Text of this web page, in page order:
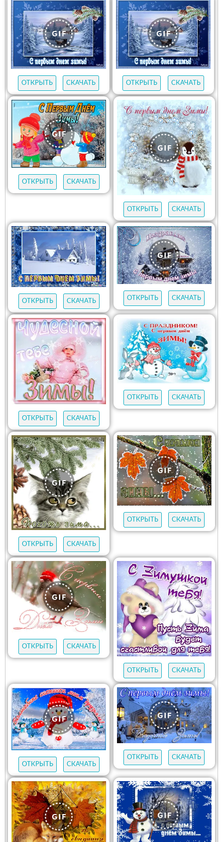
ОТКРЫТЬ СКАЧАТЬ ОТКРЫТЬ СКАЧАТЬ
ОТКРЫТЬ СКАЧАТЬ
ОТКРЫТЬ СКАЧАТЬ
ОТКРЫТЬ СКАЧАТЬ ОТКРЫТЬ СКАЧАТЬ
ОТКРЫТЬ СКАЧАТЬ
ОТКРЫТЬ СКАЧАТЬ
ОТКРЫТЬ СКАЧАТЬ
ОТКРЫТЬ СКАЧАТЬ
ОТКРЫТЬ СКАЧАТЬ
ОТКРЫТЬ СКАЧАТЬ
ОТКРЫТЬ СКАЧАТЬ
ОТКРЫТЬ СКАЧАТЬ